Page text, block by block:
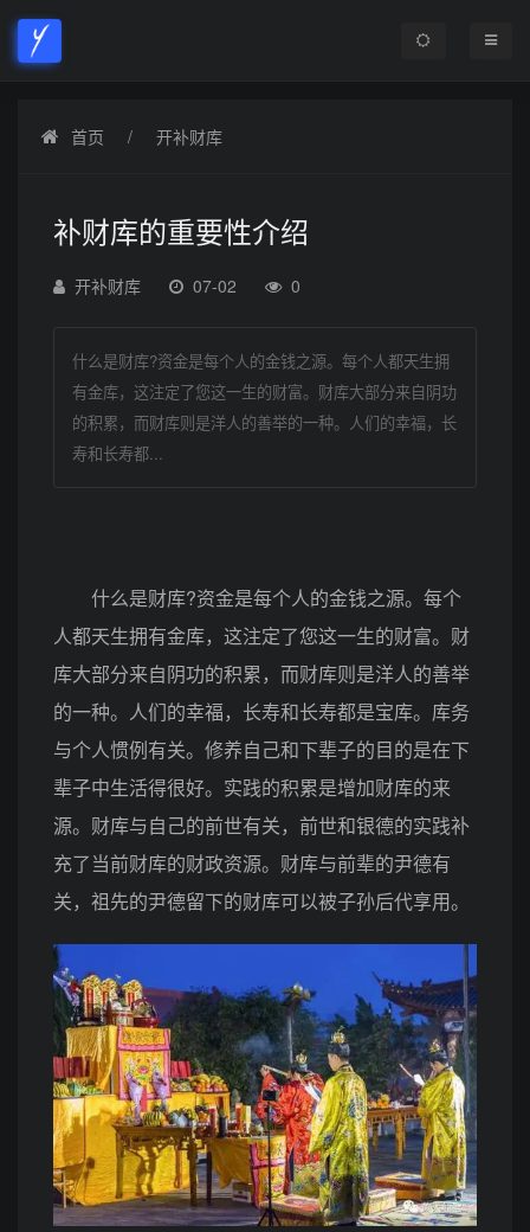
首页 开补财库
补财库的重要性介绍
开补财库 07-02 0
什么是财库?资金是每个人的金钱之源。每个人都天生拥
有金库，这注定了您这一生的财富。财库大部分来自阴功
的积累，而财库则是洋人的善举的一种。人们的幸福，长
寿和长寿都...
什么是财库?资金是每个人的金钱之源。每个
人都天生拥有金库，这注定了您这一生的财富。财
库大部分来自阴功的积累，而财库则是洋人的善举
的一种。人们的幸福，长寿和长寿都是宝库。库务
与个人惯例有关。修养自己和下辈子的目的是在下
辈子中生活得很好。实践的积累是增加财库的来
源。财库与自己的前世有关，前世和银德的实践补
充了当前财库的财政资源。财库与前辈的尹德有
关，祖先的尹德留下的财库可以被子孙后代享用。